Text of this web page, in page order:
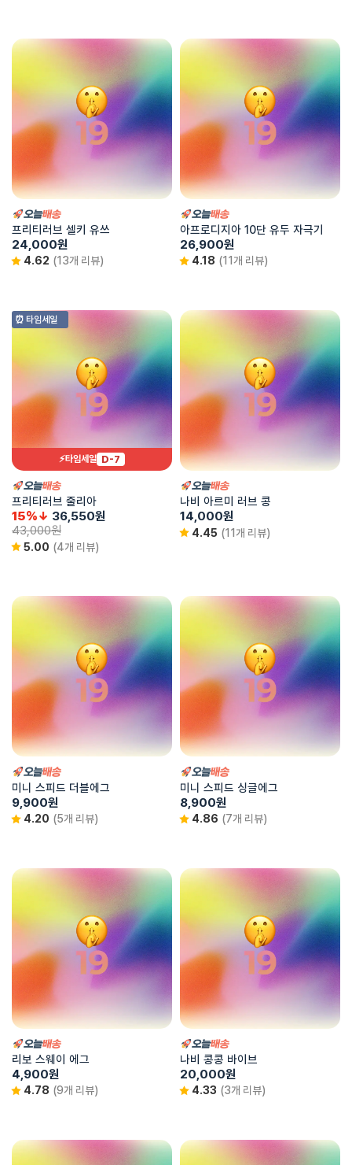
프리티러브 셀키 유쓰
24,000원
4.62 (13개 리뷰)
아프로디지아 10단 유두 자극기
26,900원
4.18 (11개 리뷰)
⚡타임세일 D-7
⏰ 타임세일
프리티러브 줄리아
15%↓ 36,550원
43,000원
5.00 (4개 리뷰)
나비 아르미 러브 콩
14,000원
4.45 (11개 리뷰)
미니 스피드 더블에그
9,900원
4.20 (5개 리뷰)
미니 스피드 싱글에그
8,900원
4.86 (7개 리뷰)
리보 스웨이 에그
4,900원
4.78 (9개 리뷰)
나비 콩콩 바이브
20,000원
4.33 (3개 리뷰)